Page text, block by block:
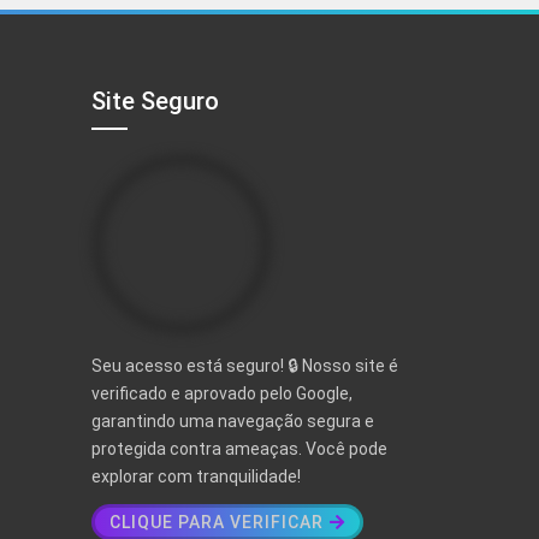
Site Seguro
Seu acesso está seguro! 🔒 Nosso site é
verificado e aprovado pelo Google,
garantindo uma navegação segura e
protegida contra ameaças. Você pode
explorar com tranquilidade!
CLIQUE PARA VERIFICAR